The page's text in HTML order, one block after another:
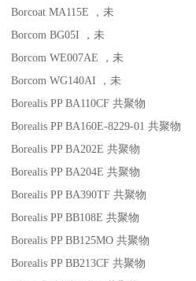
Borcoat MA115E
，未
Borcom BG05I
，未
Borcom WE007AE
，未
Borcom WG140AI
，未
Borealis PP BA110CF 共聚物
Borealis PP BA160E-8229-01 共聚物
Borealis PP BA202E 共聚物
Borealis PP BA204E 共聚物
Borealis PP BA390TF 共聚物
Borealis PP BB108E 共聚物
Borealis PP BB125MO 共聚物
Borealis PP BB213CF 共聚物